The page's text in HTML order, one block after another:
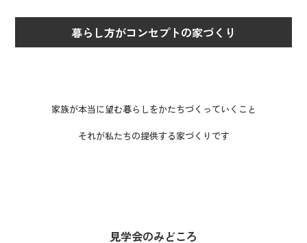
暮らし方がコンセプトの家づくり
家族が本当に望む暮らしをかたちづくっていくこと
それが私たちの提供する家づくりです
見学会のみどころ